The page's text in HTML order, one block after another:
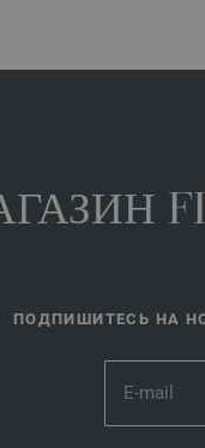
ПОДПИШИТЕСЬ НА